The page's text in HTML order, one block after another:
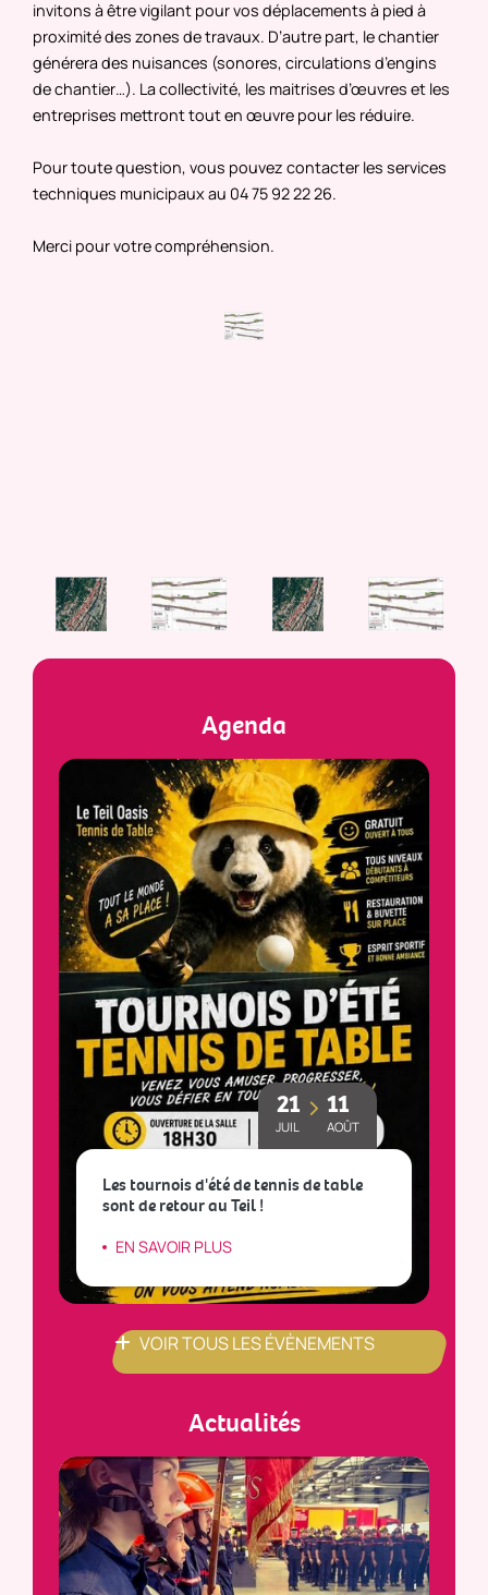
invitons à être vigilant pour vos déplacements à pied à
proximité des zones de travaux. D’autre part, le chantier
générera des nuisances (sonores, circulations d’engins
de chantier…). La collectivité, les maitrises d’œuvres et les
entreprises mettront tout en œuvre pour les réduire.
Pour toute question, vous pouvez contacter les services
techniques municipaux au 04 75 92 22 26.
Merci pour votre compréhension.
Agenda
21
JUIL
11
AOÛT
Les tournois d'été de tennis de table
sont de retour au Teil !
EN SAVOIR PLUS
VOIR TOUS LES ÉVÈNEMENTS
Actualités